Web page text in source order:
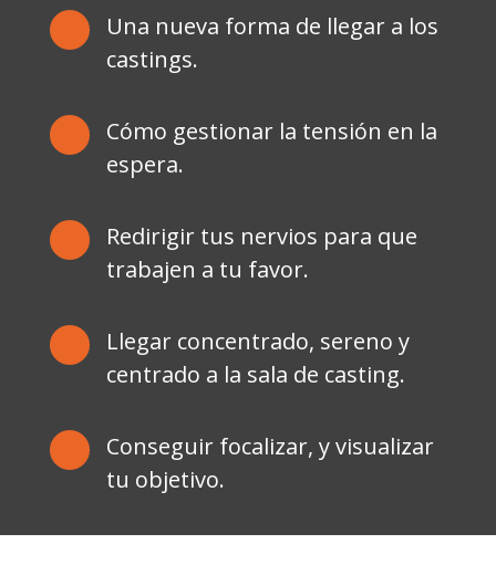
Una nueva forma de llegar a los
castings.
Cómo gestionar la tensión en la
espera.
Redirigir tus nervios para que
trabajen a tu favor.
Llegar concentrado, sereno y
centrado a la sala de casting.
Conseguir focalizar, y visualizar
tu objetivo.